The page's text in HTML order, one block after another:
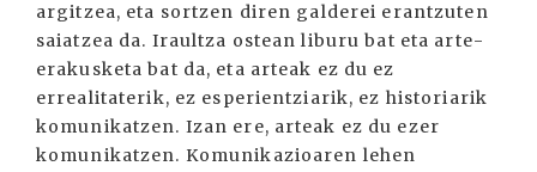
argitzea, eta sortzen diren galderei erantzuten
saiatzea da. Iraultza ostean liburu bat eta arte-
erakusketa bat da, eta arteak ez du ez
errealitaterik, ez esperientziarik, ez historiarik
komunikatzen. Izan ere, arteak ez du ezer
komunikatzen. Komunikazioaren lehen